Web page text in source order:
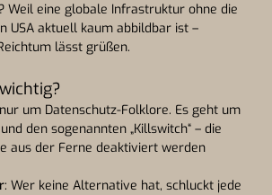
Weil eine globale Infrastruktur ohne die
USA aktuell kaum abbildbar ist –
lässt grüßen.
um Datenschutz-Folklore. Es geht um
den sogenannten „Killswitch“ – die
aus der Ferne deaktiviert werden
: Wer keine Alternative hat, schluckt jede